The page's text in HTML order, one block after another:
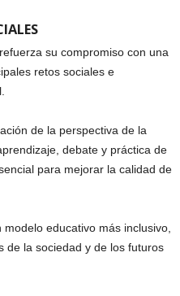
su compromiso con una
retos sociales e
de la perspectiva de la
debate y práctica de
para mejorar la calidad de
educativo más inclusivo,
de la sociedad y de los futuros